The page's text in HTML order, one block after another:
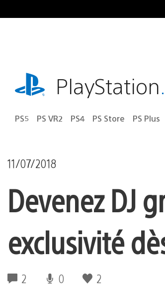
au
playstation.comPlayStation
PS5 PS VR2 PS4 PS Store PS Plus
11/07/2018
Devenez DJ
exclusivité
2 0 2